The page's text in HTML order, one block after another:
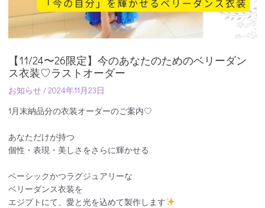
【11/24〜26限定】今のあなたのためのベリーダン
ス衣装♡ラストオーダー
お知らせ/2024年11月23日
1月末納品分の衣装オーダーのご案内♡
あなただけが持つ
個性・表現・美しさをさらに輝かせる
ベーシックかつラグジュアリーな
ベリーダンス衣装を
エジプトにて、愛と光を込めて製作します